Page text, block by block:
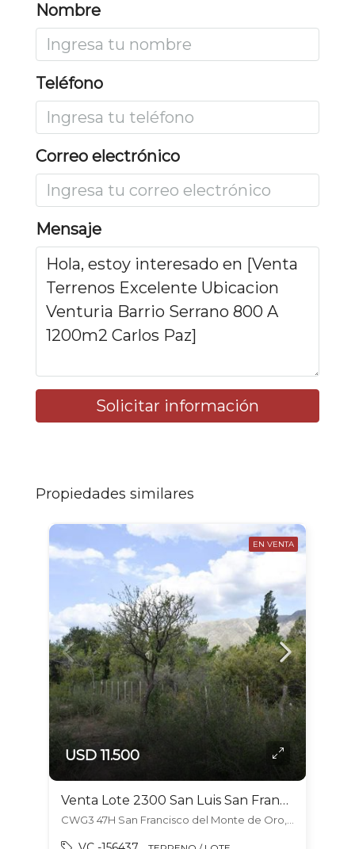
Nombre
Teléfono
Correo electrónico
Mensaje
Solicitar información
Propiedades similares
EN VENTA
USD 11.500
Venta Lote 2300 San Luis San Francisco Del Monte De Oro